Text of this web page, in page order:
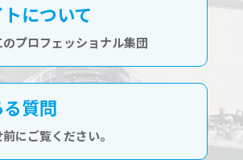
について
プロフェッショナル集団
質問
にご覧ください。